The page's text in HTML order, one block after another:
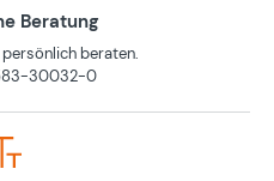
Beratung
beraten.
30032-0